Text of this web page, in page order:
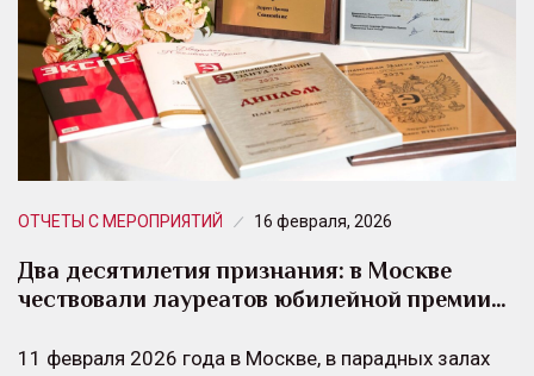
ОТЧЕТЫ С МЕРОПРИЯТИЙ 16 февраля, 2026
Два десятилетия признания: в Москве
чествовали лауреатов юбилейной премии…
11 февраля 2026 года в Москве, в парадных залах